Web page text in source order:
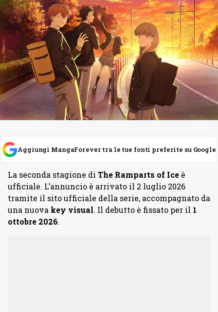
Aggiungi MangaForever tra le tue fonti preferite su Google
La seconda stagione di The Ramparts of Ice è
ufficiale. L’annuncio è arrivato il 2 luglio 2026
tramite il sito ufficiale della serie, accompagnato da
una nuova key visual. Il debutto è fissato per il 1
ottobre 2026.